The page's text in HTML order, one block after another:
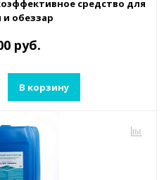
средство для
и обеззар
руб.
В корзину